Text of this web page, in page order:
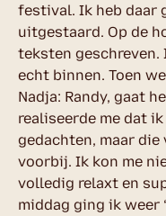
festival. Ik heb daar
uitgestaard. Op de
teksten geschreven.
echt binnen. Toen
Nadja: Randy, gaat
realiseerde me dat
gedachten, maar die
voorbij. Ik kon me
volledig relaxt en
middag ging ik weer